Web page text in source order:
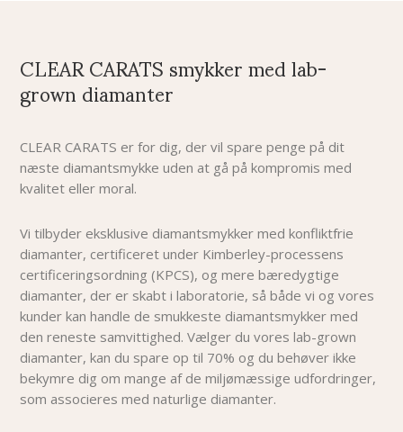
CLEAR CARATS smykker med lab-
grown diamanter
CLEAR CARATS er for dig, der vil spare penge på dit
næste diamantsmykke uden at gå på kompromis med
kvalitet eller moral.
Vi tilbyder eksklusive diamantsmykker med konfliktfrie
diamanter, certificeret under Kimberley-processens
certificeringsordning (KPCS), og mere bæredygtige
diamanter, der er skabt i laboratorie, så både vi og vores
kunder kan handle de smukkeste diamantsmykker med
den reneste samvittighed. Vælger du vores lab-grown
diamanter, kan du spare op til 70% og du behøver ikke
bekymre dig om mange af de miljømæssige udfordringer,
som associeres med naturlige diamanter.